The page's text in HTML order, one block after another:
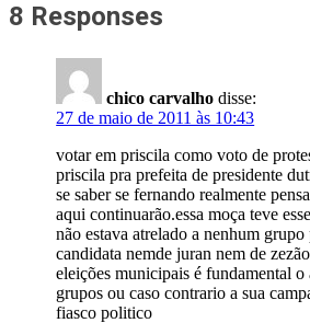
8 Responses
chico carvalho disse:
27 de maio de 2011 às 10:43
votar em priscila como voto de
priscila pra prefeita de presidente
se saber se fernando realmente
aqui continuarão.essa moça teve
não estava atrelado a nenhum
candidata nemde juran nem de
eleições municipais é fundamental o
grupos ou caso contrario a sua
fiasco politico